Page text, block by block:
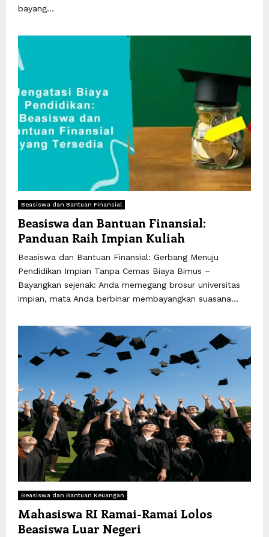
bayang...
Beasiswa dan Bantuan Finansial
Beasiswa dan Bantuan Finansial:
Panduan Raih Impian Kuliah
Beasiswa dan Bantuan Finansial: Gerbang Menuju
Pendidikan Impian Tanpa Cemas Biaya Bimus –
Bayangkan sejenak: Anda memegang brosur universitas
impian, mata Anda berbinar membayangkan suasana...
Beasiswa dan Bantuan Keuangan
Mahasiswa RI Ramai-Ramai Lolos
Beasiswa Luar Negeri